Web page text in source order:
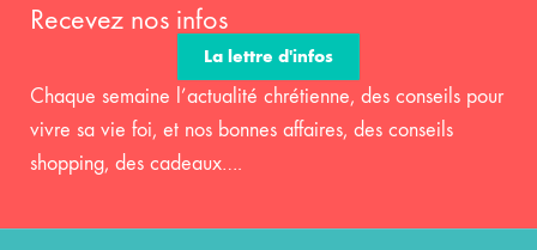
Recevez nos infos
La lettre d'infos
Chaque semaine l’actualité chrétienne, des conseils pour
vivre sa vie foi, et nos bonnes affaires, des conseils
shopping, des cadeaux….